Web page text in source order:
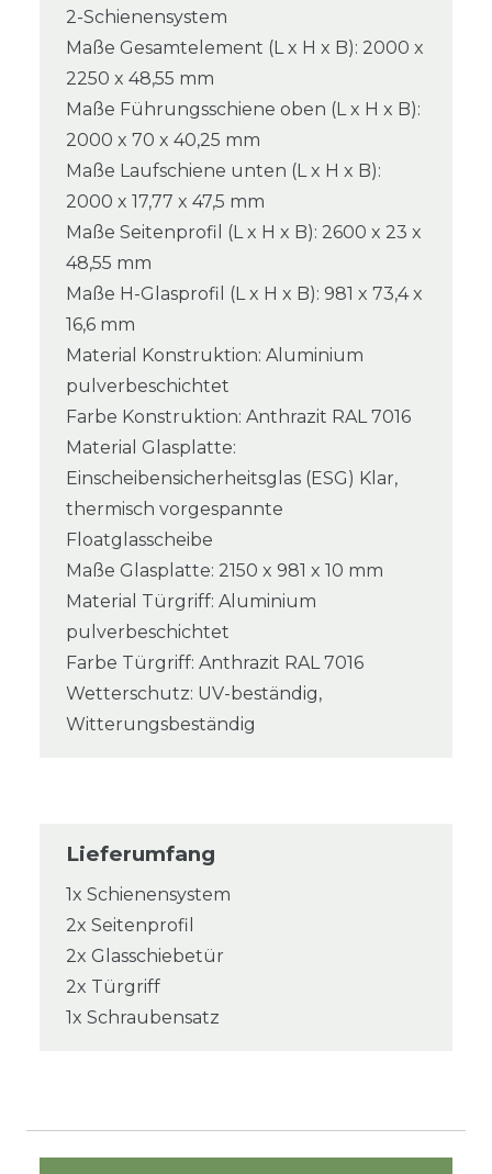
2-Schienensystem
Maße Gesamtelement (L x H x B): 2000 x
2250 x 48,55 mm
Maße Führungsschiene oben (L x H x B):
2000 x 70 x 40,25 mm
Maße Laufschiene unten (L x H x B):
2000 x 17,77 x 47,5 mm
Maße Seitenprofil (L x H x B): 2600 x 23 x
48,55 mm
Maße H-Glasprofil (L x H x B): 981 x 73,4 x
16,6 mm
Material Konstruktion: Aluminium
pulverbeschichtet
Farbe Konstruktion: Anthrazit RAL 7016
Material Glasplatte:
Einscheibensicherheitsglas (ESG) Klar,
thermisch vorgespannte
Floatglasscheibe
Maße Glasplatte: 2150 x 981 x 10 mm
Material Türgriff: Aluminium
pulverbeschichtet
Farbe Türgriff: Anthrazit RAL 7016
Wetterschutz: UV-beständig,
Witterungsbeständig
Lieferumfang
1x Schienensystem
2x Seitenprofil
2x Glasschiebetür
2x Türgriff
1x Schraubensatz